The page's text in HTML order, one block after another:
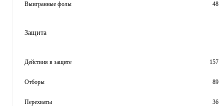
Выигранные фолы 48
Защита
Действия в защите 157
Отборы 89
Перехваты 36